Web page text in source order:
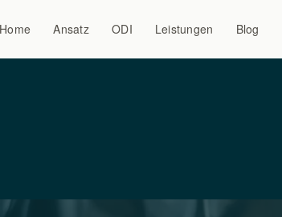
Home Ansatz ODI Leistungen Blog